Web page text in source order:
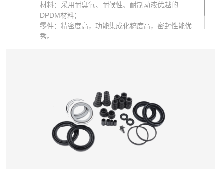
材料：采用耐臭氧、耐候性、耐制动液优越的
DPDM材料；
零件：精密度高，功能集成化稿度高，密封性能优
秀。